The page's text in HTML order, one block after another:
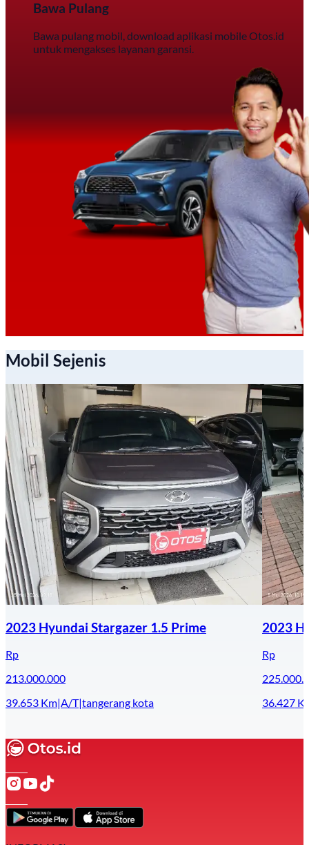
Bawa Pulang
Bawa pulang mobil, download aplikasi mobile Otos.id
untuk mengakses layanan garansi.
Mobil Sejenis
2023 Hyundai Stargazer 1.5 Prime
Rp
213.000.000
39.653 Km|A/T|tangerang kota
2023
Rp
36.427